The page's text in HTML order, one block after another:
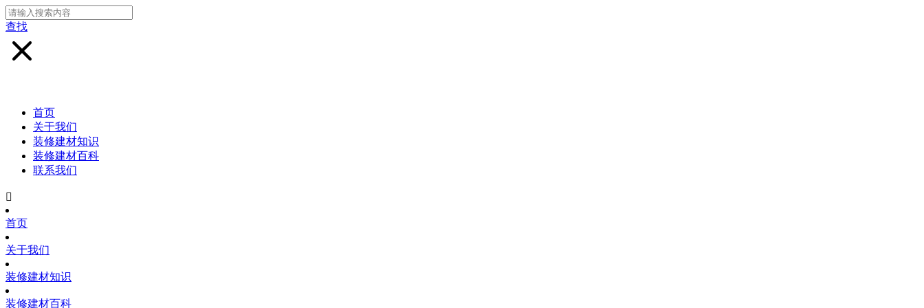
查找
首页
关于我们
装修建材知识
装修建材百科
联系我们

首页
关于我们
装修建材知识
装修建材百科